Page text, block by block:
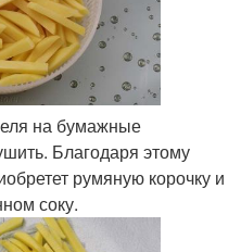
на бумажные
Благодаря этому
румяную корочку и
соку.